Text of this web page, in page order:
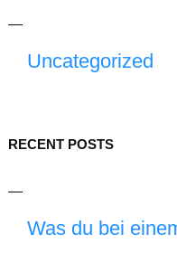
Uncategorized
RECENT POSTS
Was du bei